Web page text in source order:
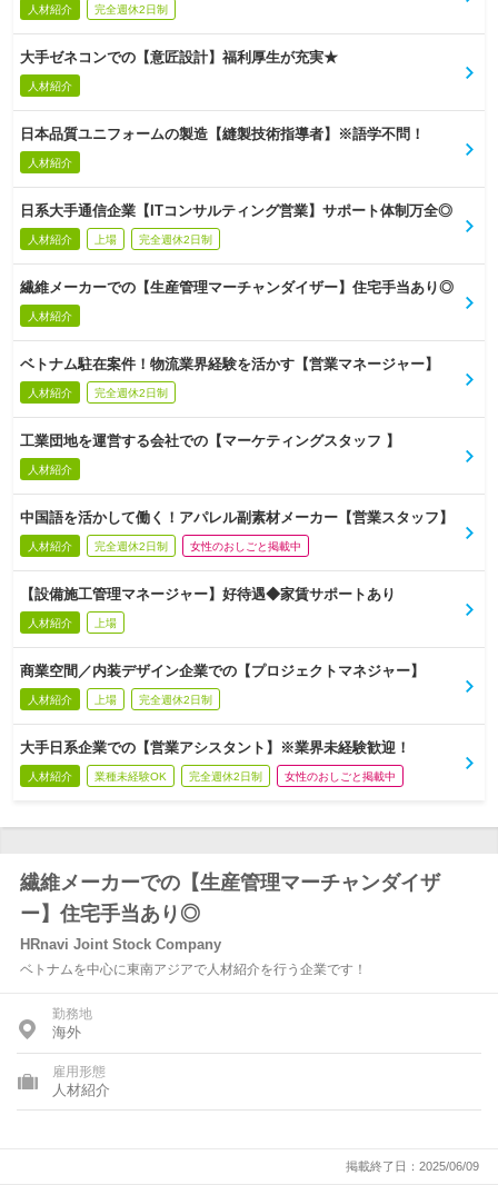
人材紹介 完全週休2日制
大手ゼネコンでの【意匠設計】福利厚生が充実★
人材紹介
日本品質ユニフォームの製造【縫製技術指導者】※語学不問！
人材紹介
日系大手通信企業【ITコンサルティング営業】サポート体制万全◎
人材紹介 上場 完全週休2日制
繊維メーカーでの【生産管理マーチャンダイザー】住宅手当あり◎
人材紹介
ベトナム駐在案件！物流業界経験を活かす【営業マネージャー】
人材紹介 完全週休2日制
工業団地を運営する会社での【マーケティングスタッフ 】
人材紹介
中国語を活かして働く！アパレル副素材メーカー【営業スタッフ】
人材紹介 完全週休2日制 女性のおしごと掲載中
【設備施工管理マネージャー】好待遇◆家賃サポートあり
人材紹介 上場
商業空間／内装デザイン企業での【プロジェクトマネジャー】
人材紹介 上場 完全週休2日制
大手日系企業での【営業アシスタント】※業界未経験歓迎！
人材紹介 業種未経験OK 完全週休2日制 女性のおしごと掲載中
繊維メーカーでの【生産管理マーチャンダイザ
ー】住宅手当あり◎
HRnavi Joint Stock Company
ベトナムを中心に東南アジアで人材紹介を行う企業です！
勤務地
海外
雇用形態
人材紹介
掲載終了日：2025/06/09